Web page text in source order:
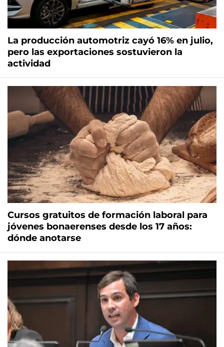
La producción automotriz cayó 16% en julio,
pero las exportaciones sostuvieron la
actividad
Cursos gratuitos de formación laboral para
jóvenes bonaerenses desde los 17 años:
dónde anotarse